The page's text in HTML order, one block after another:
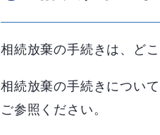
相続放棄の手続きは、ど
相続放棄の手続きについ
ご参照ください。